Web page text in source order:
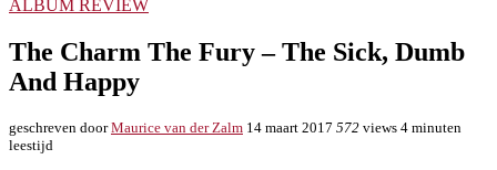
ALBUM REVIEW
The Charm The Fury – The Sick, Dumb
And Happy
geschreven doorMaurice van der Zalm 14 maart 2017 572 views 4 minuten
leestijd